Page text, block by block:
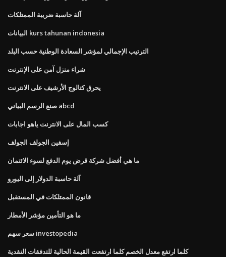
آلة حاسبة ضريبة الممتلكات
البيانات kurs tahunan indonesia
الترتيب الإجمالي لمؤشر السعادة الوطنية حسب البلد
شراء منزل آمن على الإنترنت
يحرق كتالوج الأرشيف على الانترنت
صنع الرسم البياني abcd
كسب المال على الانترنت ياهو اجابات
إسفين الجولف الجولف
ما هي أفضل شركة قرض يوم الدفع لسوء الائتمان
آلة حاسبة الدولار إلى اليورو
قانون الممتلكات في المستقبل
ما هو التأمين مؤشر الأمطار
سعر سهم investopedia
كلما ارتفع معدل الخصم كلما ارتفعت القيمة الحالية للتدفقات النقدية